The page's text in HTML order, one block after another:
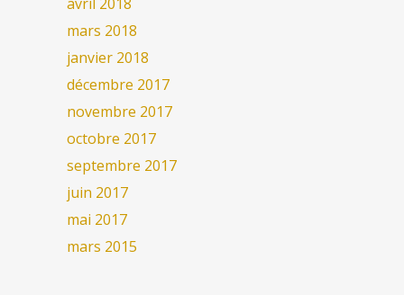
mars 2018
janvier 2018
décembre 2017
novembre 2017
octobre 2017
septembre 2017
juin 2017
mai 2017
mars 2015